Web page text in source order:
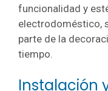
funcionalidad y
electrodoméstico,
parte de la
tiempo.
Instalación